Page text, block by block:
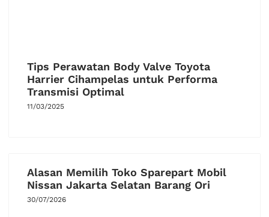
Tips Perawatan Body Valve Toyota
Harrier Cihampelas untuk Performa
Transmisi Optimal
11/03/2025
Alasan Memilih Toko Sparepart Mobil
Nissan Jakarta Selatan Barang Ori
30/07/2026